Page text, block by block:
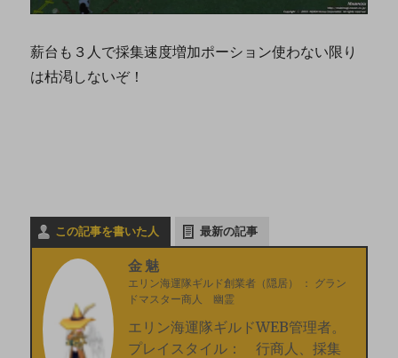
薪台も３人で採集速度増加ポーション使わない限り
は枯渇しないぞ！
この記事を書いた人 最新の記事
金魅
エリン海運隊ギルド創業者（隠居） ： グラン
ドマスター商人 幽霊
エリン海運隊ギルドWEB管理者。
プレイスタイル： 行商人、採集